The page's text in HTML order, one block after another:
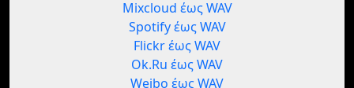
Mixcloud έως WAV
Spotify έως WAV
Flickr έως WAV
Ok.Ru έως WAV
Weibo έως WAV